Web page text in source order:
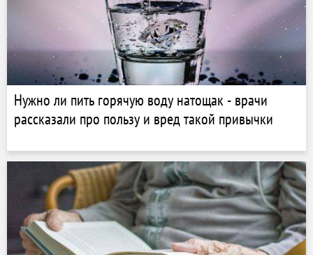
Нужно ли пить горячую воду натощак - врачи
рассказали про пользу и вред такой привычки